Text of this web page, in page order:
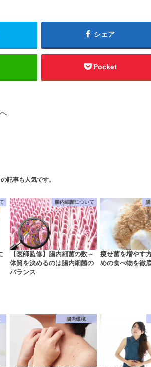
シェア
Pocket
記事も人気です。
腸内細菌について
【医師監修】腸内細菌の数～
体質を決めるのは腸内細菌の
バランス
腸
痩せ菌を増やす
めの食べ物を徹
腸内環境